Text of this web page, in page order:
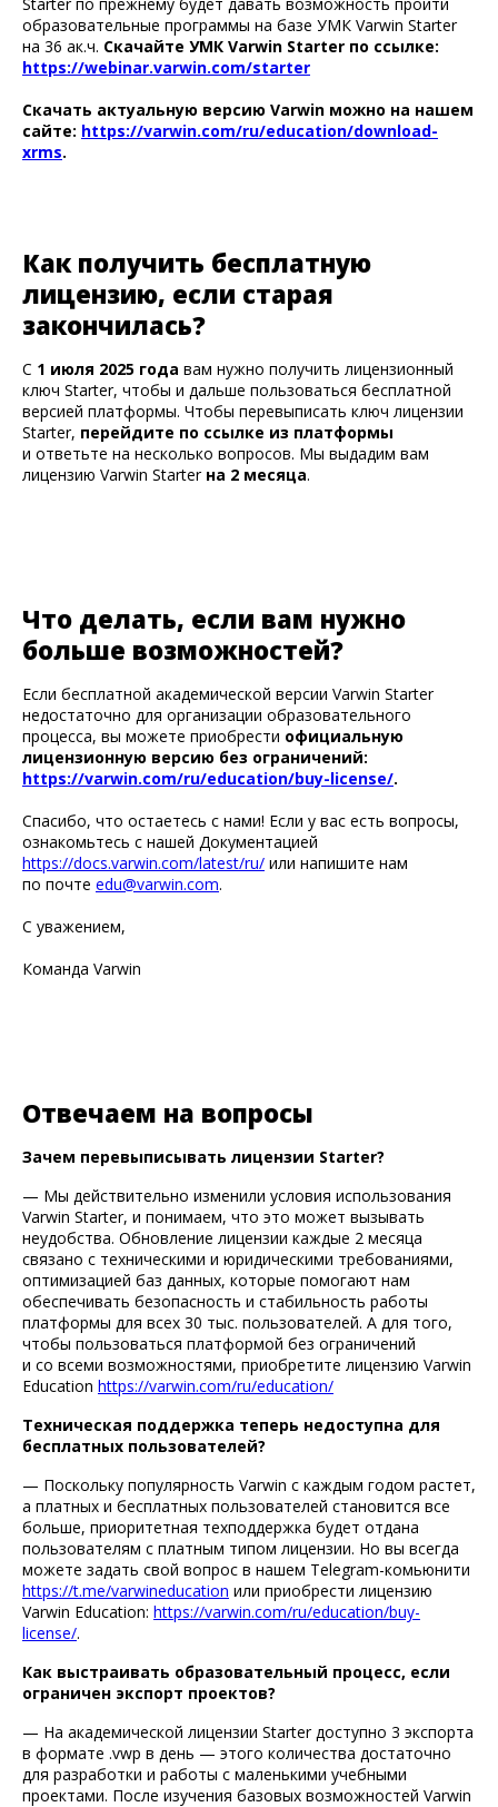
образовательные программы на базе УМК Varwin Starter
на 36 ак.ч. Скачайте УМК Varwin Starter по ссылке:
https://webinar.varwin.com/starter
Скачать актуальную версию Varwin можно на нашем
сайте: https://varwin.com/ru/education/download-
xrms.
Как получить бесплатную
лицензию, если старая
закончилась?
С 1 июля 2025 года вам нужно получить лицензионный
ключ Starter, чтобы и дальше пользоваться бесплатной
версией платформы. Чтобы перевыписать ключ лицензии
Starter, перейдите по ссылке из платформы
и ответьте на несколько вопросов. Мы выдадим вам
лицензию Varwin Starter на 2 месяца.
Что делать, если вам нужно
больше возможностей?
Если бесплатной академической версии Varwin Starter
недостаточно для организации образовательного
процесса, вы можете приобрести официальную
лицензионную версию без ограничений:
https://varwin.com/ru/education/buy-license/.
Спасибо, что остаетесь с нами! Если у вас есть вопросы,
ознакомьтесь с нашей Документацией
https://docs.varwin.com/latest/ru/ или напишите нам
по почте edu@varwin.com.
С уважением,
Команда Varwin
Отвечаем на вопросы
Зачем перевыписывать лицензии Starter?
— Мы действительно изменили условия использования
Varwin Starter, и понимаем, что это может вызывать
неудобства. Обновление лицензии каждые 2 месяца
связано с техническими и юридическими требованиями,
оптимизацией баз данных, которые помогают нам
обеспечивать безопасность и стабильность работы
платформы для всех 30 тыс. пользователей. А для того,
чтобы пользоваться платформой без ограничений
и со всеми возможностями, приобретите лицензию Varwin
Education https://varwin.com/ru/education/
Техническая поддержка теперь недоступна для
бесплатных пользователей?
— Поскольку популярность Varwin с каждым годом растет,
а платных и бесплатных пользователей становится все
больше, приоритетная техподдержка будет отдана
пользователям с платным типом лицензии. Но вы всегда
можете задать свой вопрос в нашем Telegram-комьюнити
https://t.me/varwineducation или приобрести лицензию
Varwin Education: https://varwin.com/ru/education/buy-
license/.
Как выстраивать образовательный процесс, если
ограничен экспорт проектов?
— На академической лицензии Starter доступно 3 экспорта
в формате .vwp в день — этого количества достаточно
для разработки и работы с маленькими учебными
проектами. После изучения базовых возможностей Varwin